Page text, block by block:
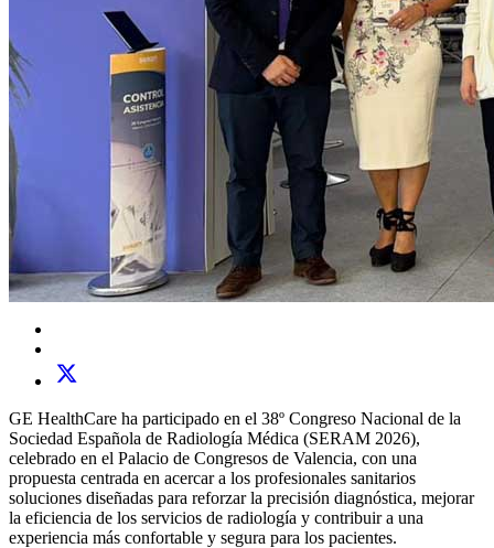
GE HealthCare ha participado en el 38º Congreso Nacional de la
Sociedad Española de Radiología Médica (SERAM 2026),
celebrado en el Palacio de Congresos de Valencia, con una
propuesta centrada en acercar a los profesionales sanitarios
soluciones diseñadas para reforzar la precisión diagnóstica, mejorar
la eficiencia de los servicios de radiología y contribuir a una
experiencia más confortable y segura para los pacientes.